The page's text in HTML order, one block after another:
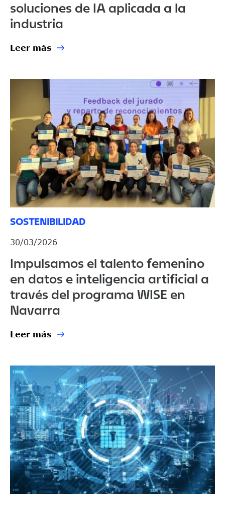
soluciones de IA aplicada a la
industria
Leer más
SOSTENIBILIDAD
30/03/2026
Impulsamos el talento femenino
en datos e inteligencia artificial a
través del programa WISE en
Navarra
Leer más